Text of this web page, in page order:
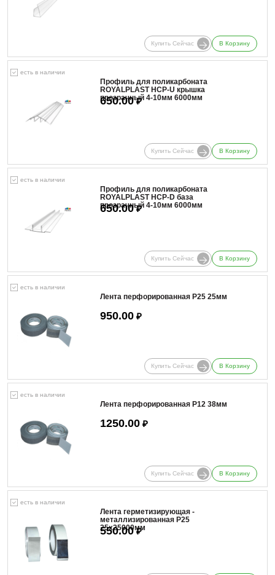
Купить Сейчас В Корзину
есть в наличии
Профиль для поликарбоната
ROYALPLAST HCP-U крышка
прозрачный 4-10мм 6000мм
650.00₽
Купить Сейчас В Корзину
есть в наличии
Профиль для поликарбоната
ROYALPLAST HCP-D база
прозрачный 4-10мм 6000мм
650.00₽
Купить Сейчас В Корзину
есть в наличии
Лента перфорированная Р25 25мм
950.00 ₽
Купить Сейчас В Корзину
есть в наличии
Лента перфорированная Р12 38мм
1250.00 ₽
Купить Сейчас В Корзину
есть в наличии
Лента герметизирующая -
металлизированная Р25
25х25000мм
550.00₽